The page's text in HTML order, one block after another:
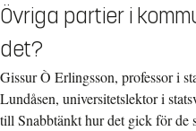
Övriga partier i
det?
Gissur Ò Erlingsson, professor i
Lundåsen, universitetslektor i
till Snabbtänkt hur det gick för de